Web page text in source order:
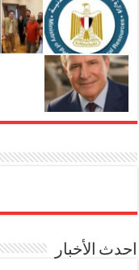
احدث الأخبار